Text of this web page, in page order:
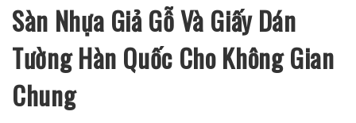
Sàn Nhựa Giả Gỗ Và Giấy Dán
Tường Hàn Quốc Cho Không Gian
Chung